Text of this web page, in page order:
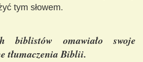
tym słowem.
biblistów omawiało swoje
tłumaczenia Biblii.